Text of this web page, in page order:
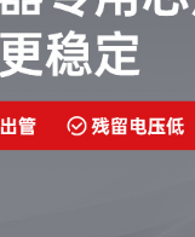
电气百科 企业风采
生产设备